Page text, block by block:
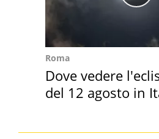
Roma
Dove vedere
del 12 agosto in